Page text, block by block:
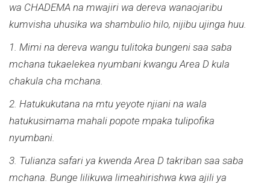
wa CHADEMA na mwajiri wa dereva wanaojaribu
kumvisha uhusika wa shambulio hilo, nijibu ujinga huu.
1. Mimi na dereva wangu tulitoka bungeni saa saba
mchana tukaelekea nyumbani kwangu Area D kula
chakula cha mchana.
2. Hatukukutana na mtu yeyote njiani na wala
hatukusimama mahali popote mpaka tulipofika
nyumbani.
3. Tulianza safari ya kwenda Area D takriban saa saba
mchana. Bunge lilikuwa limeahirishwa kwa ajili ya